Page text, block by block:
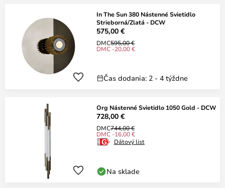
In The Sun 380 Nástenné Svietidlo
Strieborná/Zlatá - DCW
575,00 €
DMC595,00 €
DMC -20,00 €
Čas dodania: 2 - 4 týždne
Org Nástenné Svietidlo 1050 Gold - DCW
728,00 €
DMC744,00 €
DMC -16,00 €
Dátový list
Na sklade